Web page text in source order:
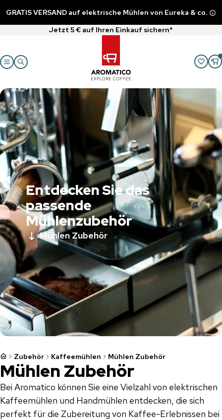
GRATIS VERSAND auf elektrische Mühlen von Eureka & co.
Jetzt 5 € auf Ihren Einkauf sichern*
Entdecken Sie das
passende
Mühlenzubehör
Mühlen Zubehör
Zubehör Kaffeemühlen Mühlen Zubehör
Mühlen Zubehör
Bei Aromatico können Sie eine Vielzahl von elektrischen
Kaffeemühlen und Handmühlen entdecken, die sich
perfekt für die Zubereitung von Kaffee-Erlebnissen bei